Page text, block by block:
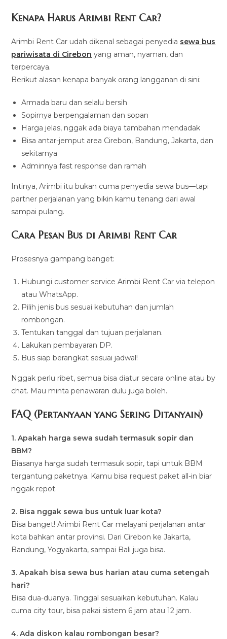
Kenapa Harus Arimbi Rent Car?
Arimbi Rent Car udah dikenal sebagai penyedia sewa bus
pariwisata di Cirebon yang aman, nyaman, dan
terpercaya.
Berikut alasan kenapa banyak orang langganan di sini:
Armada baru dan selalu bersih
Sopirnya berpengalaman dan sopan
Harga jelas, nggak ada biaya tambahan mendadak
Bisa antar-jemput area Cirebon, Bandung, Jakarta, dan
sekitarnya
Adminnya fast response dan ramah
Intinya, Arimbi itu bukan cuma penyedia sewa bus—tapi
partner perjalanan yang bikin kamu tenang dari awal
sampai pulang.
Cara Pesan Bus di Arimbi Rent Car
Prosesnya gampang banget:
Hubungi customer service Arimbi Rent Car via telepon
atau WhatsApp.
Pilih jenis bus sesuai kebutuhan dan jumlah
rombongan.
Tentukan tanggal dan tujuan perjalanan.
Lakukan pembayaran DP.
Bus siap berangkat sesuai jadwal!
Nggak perlu ribet, semua bisa diatur secara online atau by
chat. Mau minta penawaran dulu juga boleh.
FAQ (Pertanyaan yang Sering Ditanyain)
1. Apakah harga sewa sudah termasuk sopir dan
BBM?
Biasanya harga sudah termasuk sopir, tapi untuk BBM
tergantung paketnya. Kamu bisa request paket all-in biar
nggak repot.
2. Bisa nggak sewa bus untuk luar kota?
Bisa banget! Arimbi Rent Car melayani perjalanan antar
kota bahkan antar provinsi. Dari Cirebon ke Jakarta,
Bandung, Yogyakarta, sampai Bali juga bisa.
3. Apakah bisa sewa bus harian atau cuma setengah
hari?
Bisa dua-duanya. Tinggal sesuaikan kebutuhan. Kalau
cuma city tour, bisa pakai sistem 6 jam atau 12 jam.
4. Ada diskon kalau rombongan besar?